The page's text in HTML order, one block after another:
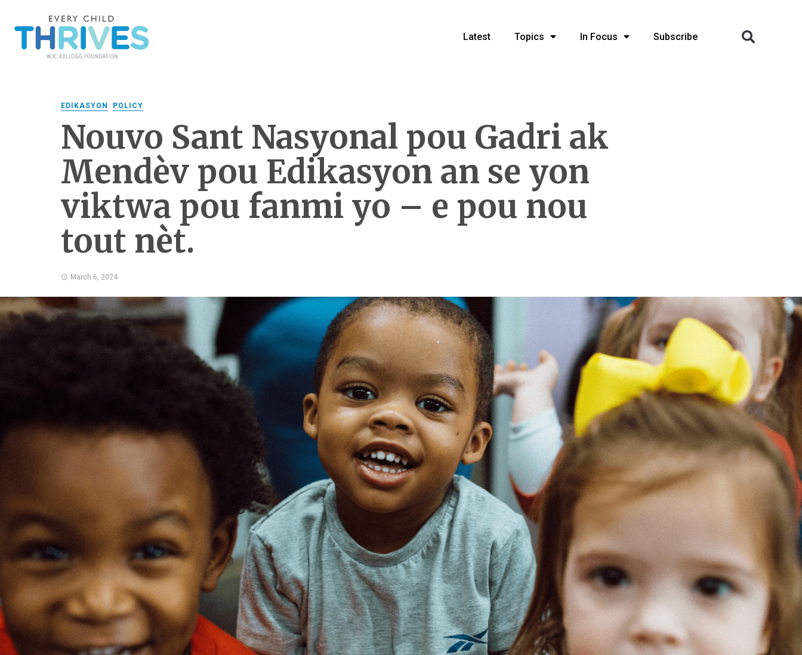
Latest Topics In Focus Subscribe
EDIKASYON POLICY
Nouvo Sant Nasyonal pou Gadri ak
Mendèv pou Edikasyon an se yon
viktwa pou fanmi yo – e pou nou
tout nèt.
March 6, 2024